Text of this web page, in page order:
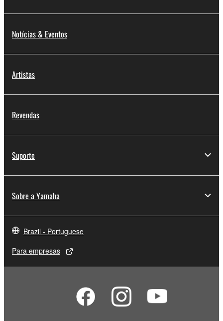
Notícias & Eventos
Artistas
Revendas
Suporte
Sobre a Yamaha
Brazil - Portuguese
Para empresas